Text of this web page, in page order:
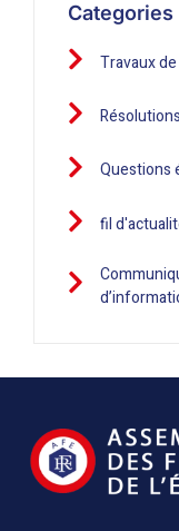
Categories
Travaux
Questions
fil